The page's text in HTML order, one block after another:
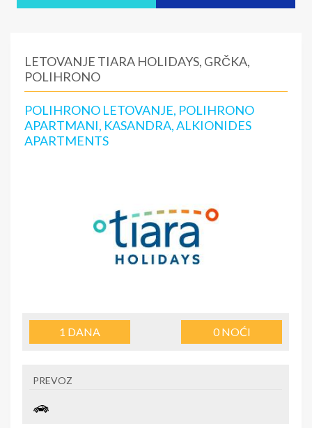
LETOVANJE TIARA HOLIDAYS, GRČKA,
POLIHRONO
POLIHRONO LETOVANJE, POLIHRONO
APARTMANI, KASANDRA, ALKIONIDES
APARTMENTS
1 DANA 0NOĆI
PREVOZ